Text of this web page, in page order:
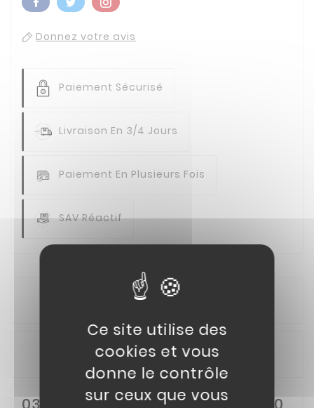
Donnez votre avis
Paiement Sécurisé
Livraison En 3/4 Jours
Paiement En Plusieurs Fois
SAV Réactif
Description
Détails du produit
03// Segments quad KAYO AU200
Ce site utilise des
cookies et vous
donne le contrôle
sur ceux que vous